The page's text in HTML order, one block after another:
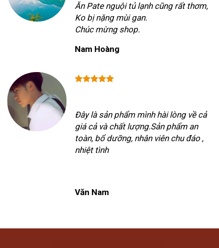
Ăn Pate nguội tủ lạnh cũng rất thơm,
Ko bị nặng mùi gan.
Chúc mừng shop.
Nam Hoàng
Đây là sản phẩm mình hài lòng về cả
giá cả và chất lượng.Sản phẩm an
toàn, bổ dưỡng, nhân viên chu đáo ,
nhiệt tình
Văn Nam